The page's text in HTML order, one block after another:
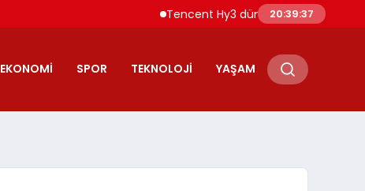
Tencent Hy3 dünya genelinde kullanıma
20:39:38
EKONOMI SPOR TEKNOLOJI YAŞAM